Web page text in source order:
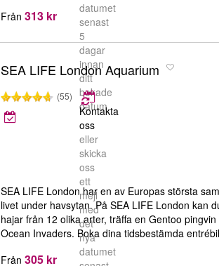
datumet
senast
5
dagar
innan
ditt
bokade
datum.
Från 313 kr
SEA LIFE London Aquarium
(55)
Kontakta
oss
eller
skicka
oss
ett
mejl
med
det
nya
datumet
SEA LIFE London har en av Europas största
livet under havsytan. På SEA LIFE London kan
hajar från 12 olika arter, träffa en Gentoo
Ocean Invaders. Boka dina tidsbestämda
Från 305 kr